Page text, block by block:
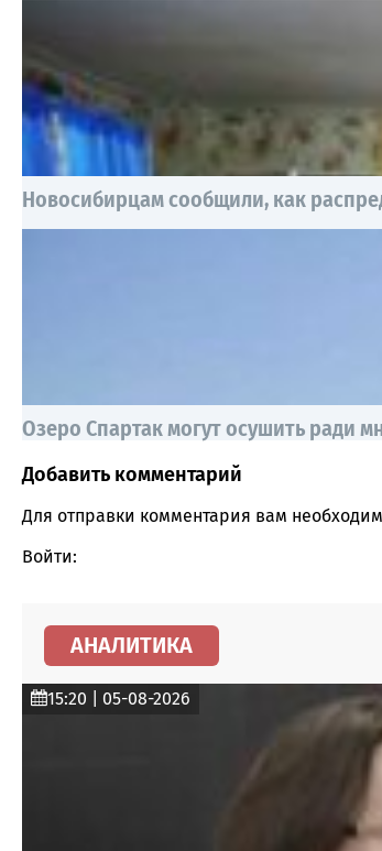
Новосибирцам сообщили, как
Озеро Спартак могут осушить ради
Comment
Добавить комментарий
Для отправки комментария вам
Войти:
АНАЛИТИКА
15:20 | 05-08-2026